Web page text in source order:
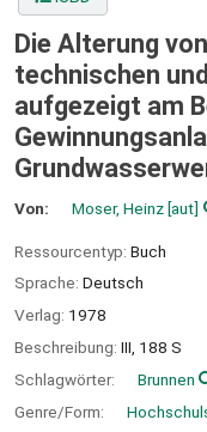
Die Alterung
technischen
aufgezeigt am
Von: Moser, Heinz[aut]
Ressourcentyp: Buch
Sprache: Deutsch
Verlag: 1978
Beschreibung: III, 188 S
Schlagwörter:
Brunnen
Genre/Form: